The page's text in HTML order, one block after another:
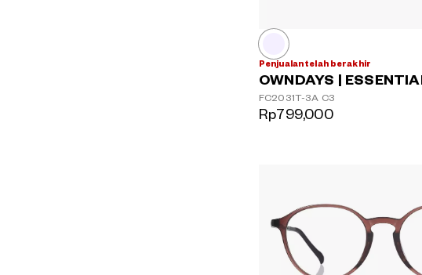
Penjualan telah berakhir
OWNDAYS |
FC2031T-3A C3
Rp799,000